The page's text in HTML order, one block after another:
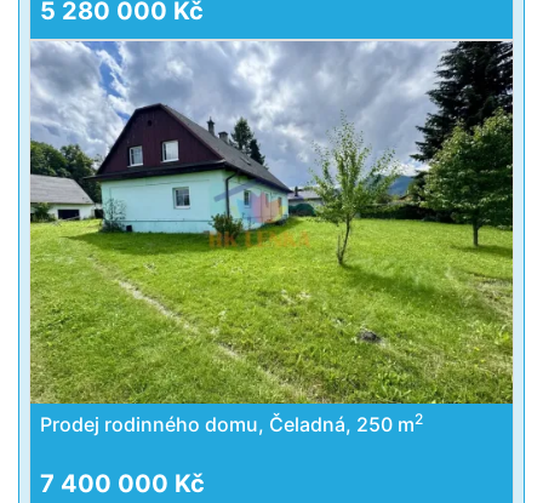
5 280 000 Kč
Prodej rodinného domu, Čeladná, 250 m2
7 400 000 Kč